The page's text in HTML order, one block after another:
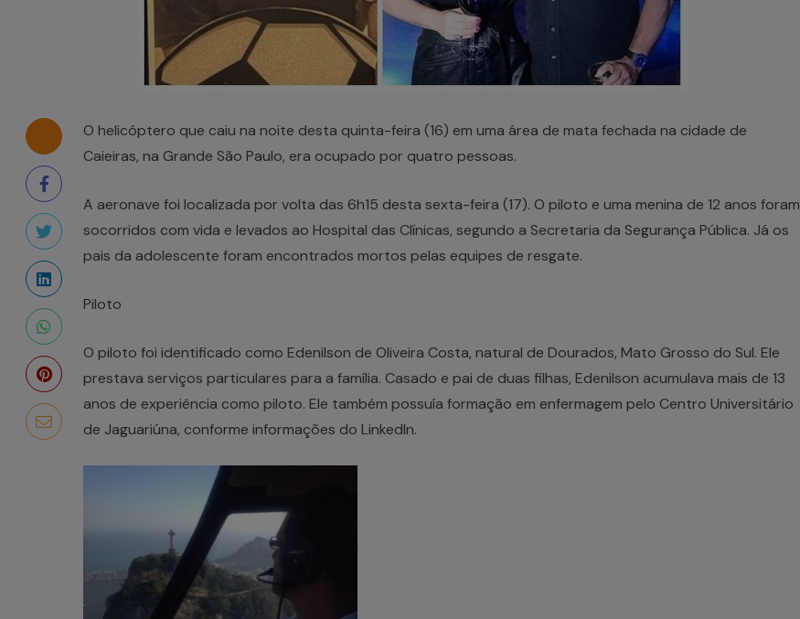
O helicóptero que caiu na noite desta quinta-feira (16) em uma área de mata fechada na cidade de
Caieiras, na Grande São Paulo, era ocupado por quatro pessoas.
A aeronave foi localizada por volta das 6h15 desta sexta-feira (17). O piloto e uma menina de 12 anos foram
socorridos com vida e levados ao Hospital das Clínicas, segundo a Secretaria da Segurança Pública. Já os
pais da adolescente foram encontrados mortos pelas equipes de resgate.
Piloto
O piloto foi identificado como Edenilson de Oliveira Costa, natural de Dourados, Mato Grosso do Sul. Ele
prestava serviços particulares para a família. Casado e pai de duas filhas, Edenilson acumulava mais de 13
anos de experiência como piloto. Ele também possuía formação em enfermagem pelo Centro Universitário
de Jaguariúna, conforme informações do LinkedIn.